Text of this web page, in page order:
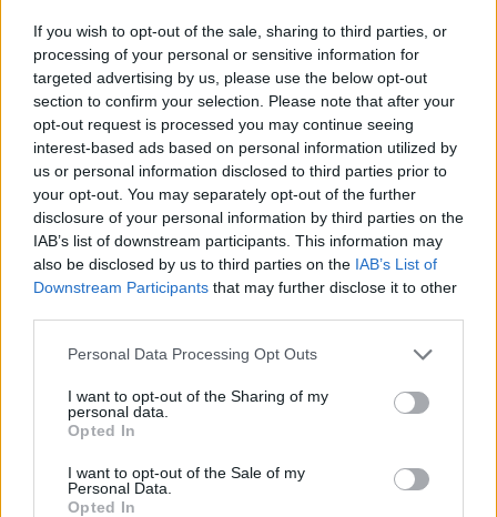
If you wish to opt-out of the sale, sharing to third parties, or
processing of your personal or sensitive information for
targeted advertising by us, please use the below opt-out
section to confirm your selection. Please note that after your
opt-out request is processed you may continue seeing
interest-based ads based on personal information utilized by
us or personal information disclosed to third parties prior to
your opt-out. You may separately opt-out of the further
disclosure of your personal information by third parties on the
IAB’s list of downstream participants. This information may
also be disclosed by us to third parties on the IAB’s List of
Downstream Participants that may further disclose it to other
Personal Data Processing Opt Outs
I want to opt-out of the Sharing of my
personal data.
Opted In
I want to opt-out of the Sale of my
Personal Data.
Opted In
Régimen de derechos de autor Tipo general de material
Descripciones de máximo nivel
Todas las descripciones
Filtrar por rango de fecha :
Inicio Fin
Superposición
Exacto
Ordenar por:
Descending